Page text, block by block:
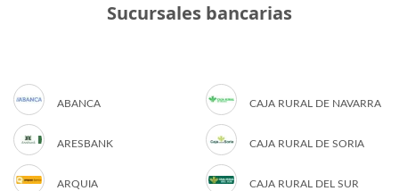
Sucursales bancarias
ABANCA
ARESBANK
ARQUIA
CAJA RURAL DE NAVARRA
CAJA RURAL DE SORIA
CAJA RURAL DEL SUR